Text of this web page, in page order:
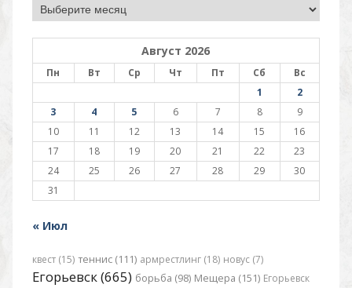
Архив
Август 2026
Пн Вт Ср Чт Пт Сб
Вс
1
2
3
4 5 6 7 8
9
10
11 12 13 14 15
16
17
18 19 20 21 22
23
24
25 26 27 28 29
30
31
« Июл
квест (15) теннис (111) армрестлинг (18) новус (7)
Егорьевск (665) борьба (98) Мещера (151) Егорьевск